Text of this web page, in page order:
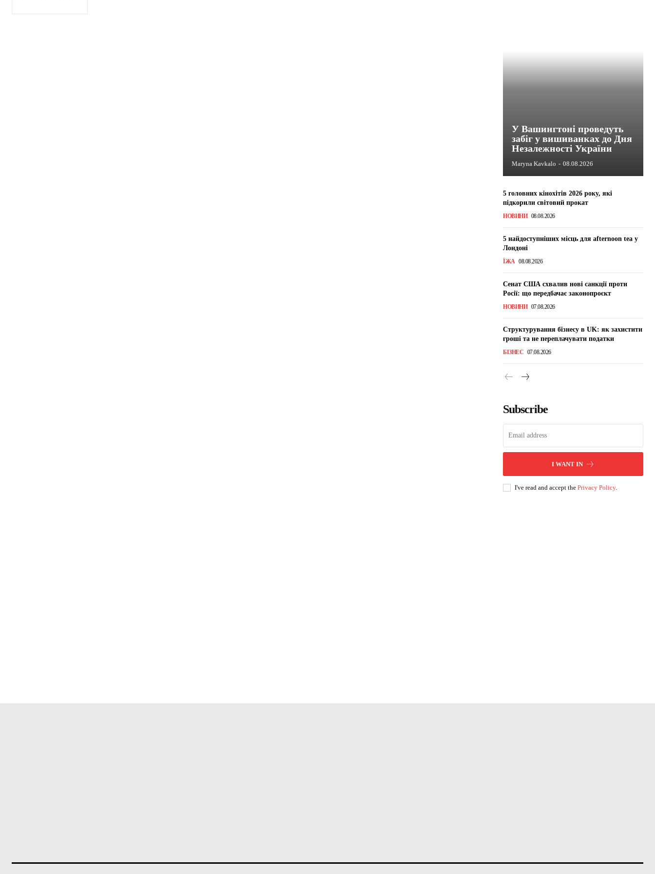
У Вашингтоні проведуть
забіг у вишиванках до Дня
Незалежності України
Maryna Kavkalo - 08.08.2026
5 головних кінохітів 2026 року, які
підкорили світовий прокат
НОВИНИ 08.08.2026
5 найдоступніших місць для afternoon tea у
Лондоні
ЇЖА 08.08.2026
Сенат США схвалив нові санкції проти
Росії: що передбачає законопроєкт
НОВИНИ 07.08.2026
Структурування бізнесу в UK: як захистити
гроші та не переплачувати податки
БІЗНЕС 07.08.2026
Subscribe
I WANT IN
I've read and accept the Privacy Policy.